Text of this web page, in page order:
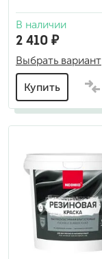
В наличии
2 410 ₽
Выбрать вариант
Купить